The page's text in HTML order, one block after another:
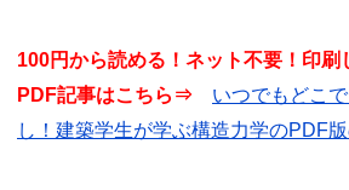
100円から読める！ネット不要！印刷
PDF記事はこちら⇒ いつでもどこ
し！建築学生が学ぶ構造力学のPDF